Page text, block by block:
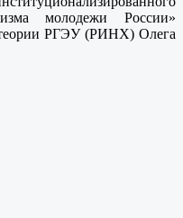
молодежи России»
теории РГЭУ (РИНХ) Олега